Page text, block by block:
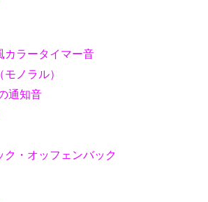
カラータイマー音
ノラル）
通知音
ク・オッフェンバック